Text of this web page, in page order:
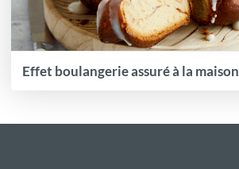
Effet boulangerie assuré à la maison